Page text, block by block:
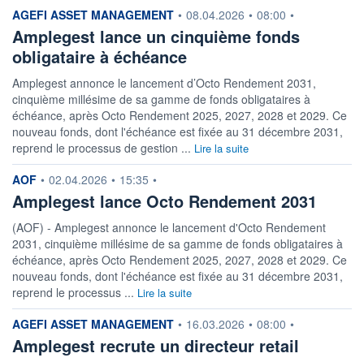
Alt - Long/Short Actions -
Europe
FONDS PARTENAIRES
TARIFS PRIVILÉGIÉS 0%
ÉLIGIBILITÉ
PEA PEA-PME BOURSOVIE LUX
BOURSOVIE
CTO BUSINESS
Non éligible Boursobank
ACTIF NET (EUR)
5M / 31.03.25
NOTATION MORNINGSTAR ⁽¹⁾
RISQUE DU FONDS (SRI)
3/7
information fournie par
AGEFI ASSET MANAGEMENT • 08.04.2026 • 08:00 •
Amplegest lance un cinquième fonds
obligataire à échéance
Amplegest annonce le lancement d’Octo Rendement 2031,
cinquième millésime de sa gamme de fonds obligataires à
échéance, après Octo Rendement 2025, 2027, 2028 et 2029. Ce
nouveau fonds, dont l'échéance est fixée au 31 décembre 2031,
reprend le processus de gestion ... Lire la suite
information fournie par
AOF • 02.04.2026 • 15:35 •
Amplegest lance Octo Rendement 2031
(AOF) - Amplegest annonce le lancement d'Octo Rendement
2031, cinquième millésime de sa gamme de fonds obligataires à
échéance, après Octo Rendement 2025, 2027, 2028 et 2029. Ce
nouveau fonds, dont l'échéance est fixée au 31 décembre 2031,
reprend le processus ... Lire la suite
information fournie par
AGEFI ASSET MANAGEMENT • 16.03.2026 • 08:00 •
Amplegest recrute un directeur retail